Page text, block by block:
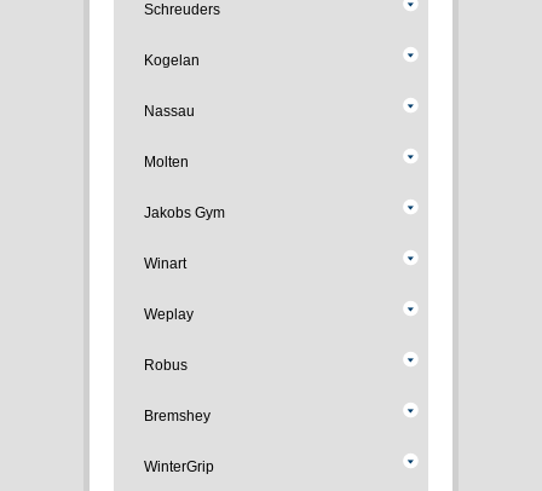
Schreuders
Kogelan
Nassau
Molten
Jakobs Gym
Winart
Weplay
Robus
Bremshey
WinterGrip